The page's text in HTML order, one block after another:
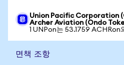
Union Pacific Corporation
Archer Aviation (Ondo
1 UNPon는 53.1759 ACHRon
면책 조항